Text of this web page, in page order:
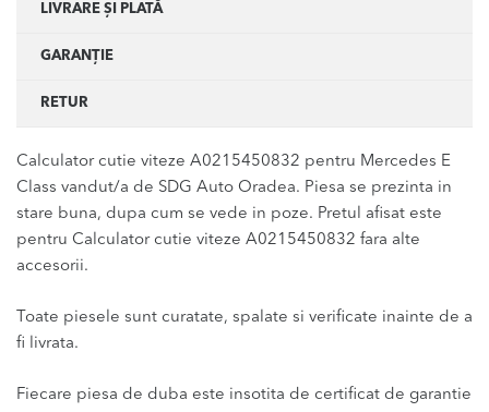
LIVRARE ȘI PLATĂ
GARANȚIE
RETUR
Calculator cutie viteze A0215450832 pentru Mercedes E
Class vandut/a de SDG Auto Oradea. Piesa se prezinta in
stare buna, dupa cum se vede in poze. Pretul afisat este
pentru Calculator cutie viteze A0215450832 fara alte
accesorii.
Toate piesele sunt curatate, spalate si verificate inainte de a
fi livrata.
Fiecare piesa de duba este insotita de certificat de garantie